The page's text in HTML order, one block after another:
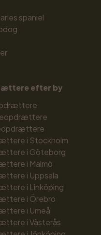
spaniel
efter by
i Stockholm
i Göteborg
i Malmö
i Uppsala
i Linköping
i Örebro
i Umeå
i Västerås